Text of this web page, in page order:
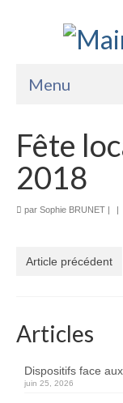
Menu
La Mairie
Vie Pratique
Enfance
Fête
2018
par Sophie BRUNET | |
Article précédent
Articles
Dispositifs face
juin 25, 2026